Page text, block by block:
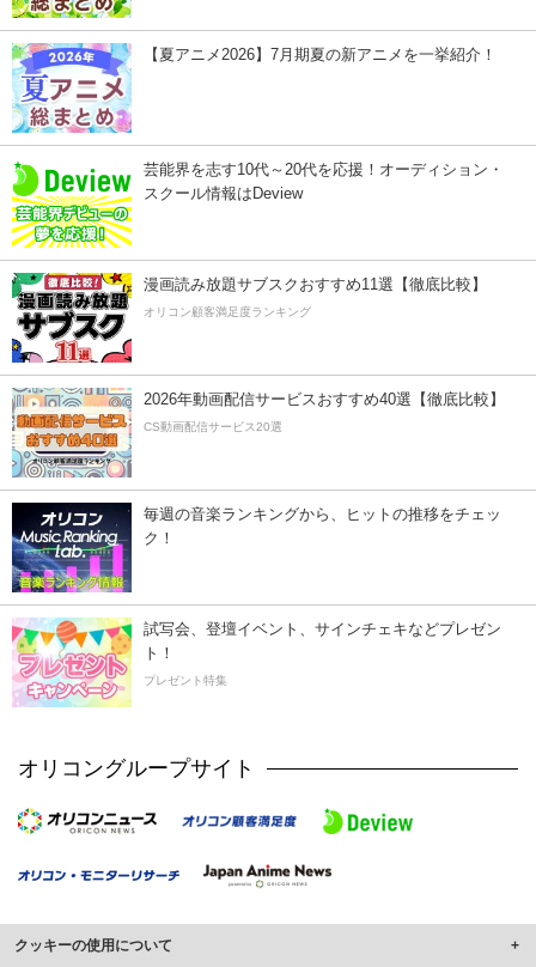
【夏アニメ2026】7月期夏の新アニメを一挙紹介！
芸能界を志す10代～20代を応援！オーディション・
スクール情報はDeview
漫画読み放題サブスクおすすめ11選【徹底比較】
オリコン顧客満足度ランキング
2026年動画配信サービスおすすめ40選【徹底比較】
CS動画配信サービス20選
毎週の音楽ランキングから、ヒットの推移をチェッ
ク！
試写会、登壇イベント、サインチェキなどプレゼン
ト！
プレゼント特集
オリコングループサイト
クッキーの使用について